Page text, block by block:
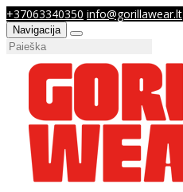
+37063340350 info@gorillawear.lt
Navigacija